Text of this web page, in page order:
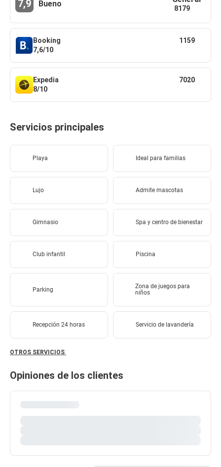
7,9 Bueno
8179
Booking
7,6/10
1159
Expedia
8/10
7020
Servicios principales
Playa Ideal para familias
Lujo Admite mascotas
Gimnasio Spa y centro de bienestar
Club infantil Piscina
Parking
Zona de juegos para
niños
Recepción 24 horas Servicio de lavandería
OTROS SERVICIOS
Opiniones de los clientes